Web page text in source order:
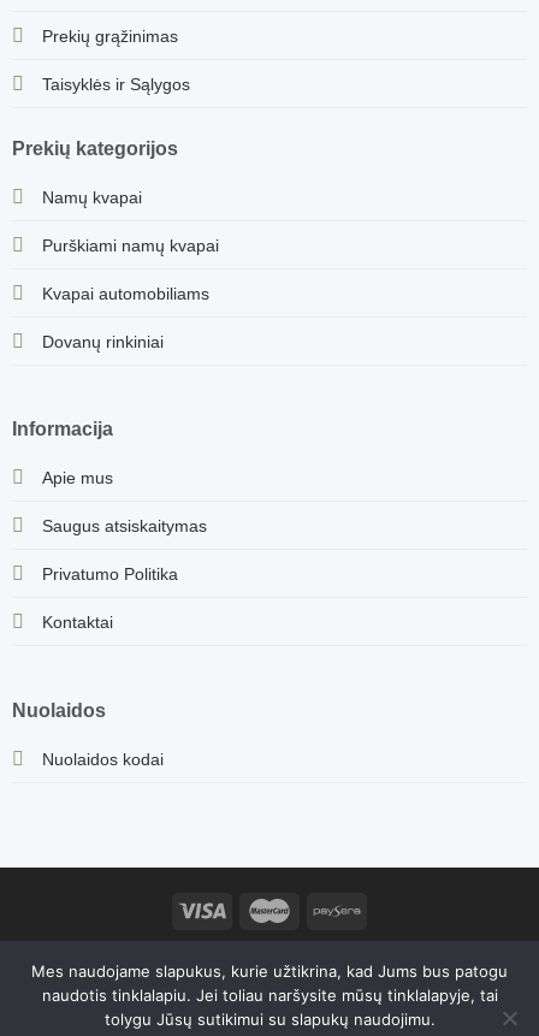
Prekių grąžinimas
Taisyklės ir Sąlygos
Prekių kategorijos
Namų kvapai
Purškiami namų kvapai
Kvapai automobiliams
Dovanų rinkiniai
Informacija
Apie mus
Saugus atsiskaitymas
Privatumo Politika
Kontaktai
Nuolaidos
Nuolaidos kodai
yra saugomas autorių teisių. Kopijavimas ir platinimas be
savininko sutikimo yra draudžiamas. 2026© Sorvella | Gretos
Mes naudojame slapukus, kurie užtikrina, kad Jums bus patogu
naudotis tinklalapiu. Jei toliau naršysite mūsų tinklalapyje, tai
tolygu Jūsų sutikimui su slapukų naudojimu.